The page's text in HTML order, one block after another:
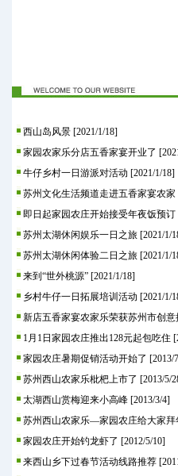
西山岛风景[2021/1/18]
家园农家乐分店五香家宴开业了
牛仔乡村一日游派对活动 [2021/1/18]
苏州文化生活频道走进五香家宴农家
即日起家园农庄开始接受年夜饭预订
苏州太湖休闲娱乐一日之旅[2021/1/
苏州太湖休闲体验二日之旅[2021/1/
来到“世外桃源”[2021/1/18]
乡村牛仔一日拓展培训活动 [2021/1/
新店五香家宴农家乐荣获苏州市创
1月1日家园农庄推出128元起包吃住
家园农庄暑期促销活动开始了 [2013/
苏州西山农家乐枇杷上市了 [2013/5/
太湖西山赏梅迎来小高峰[2013/3/4]
苏州西山农家乐—家园农庄给大家拜
家园农庄开始钓龙虾了 [2012/5/10]
来西山乡下过春节活动线路推荐